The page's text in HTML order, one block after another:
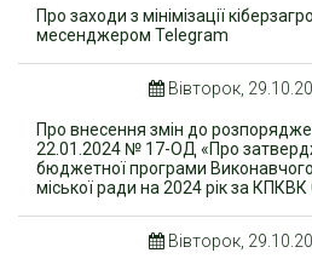
Про заходи з мінімізації
месенджером Telegram
Вівторок,
Про внесення змін до
22.01.2024 № 17-ОД «Про
бюджетної програми
міської ради на 2024 рік за
Вівторок,